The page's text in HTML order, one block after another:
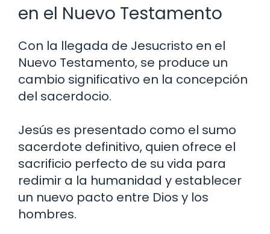
en el Nuevo Testamento
Con la llegada de Jesucristo en el
Nuevo Testamento, se produce un
cambio significativo en la concepción
del sacerdocio.
Jesús es presentado como el sumo
sacerdote definitivo, quien ofrece el
sacrificio perfecto de su vida para
redimir a la humanidad y establecer
un nuevo pacto entre Dios y los
hombres.